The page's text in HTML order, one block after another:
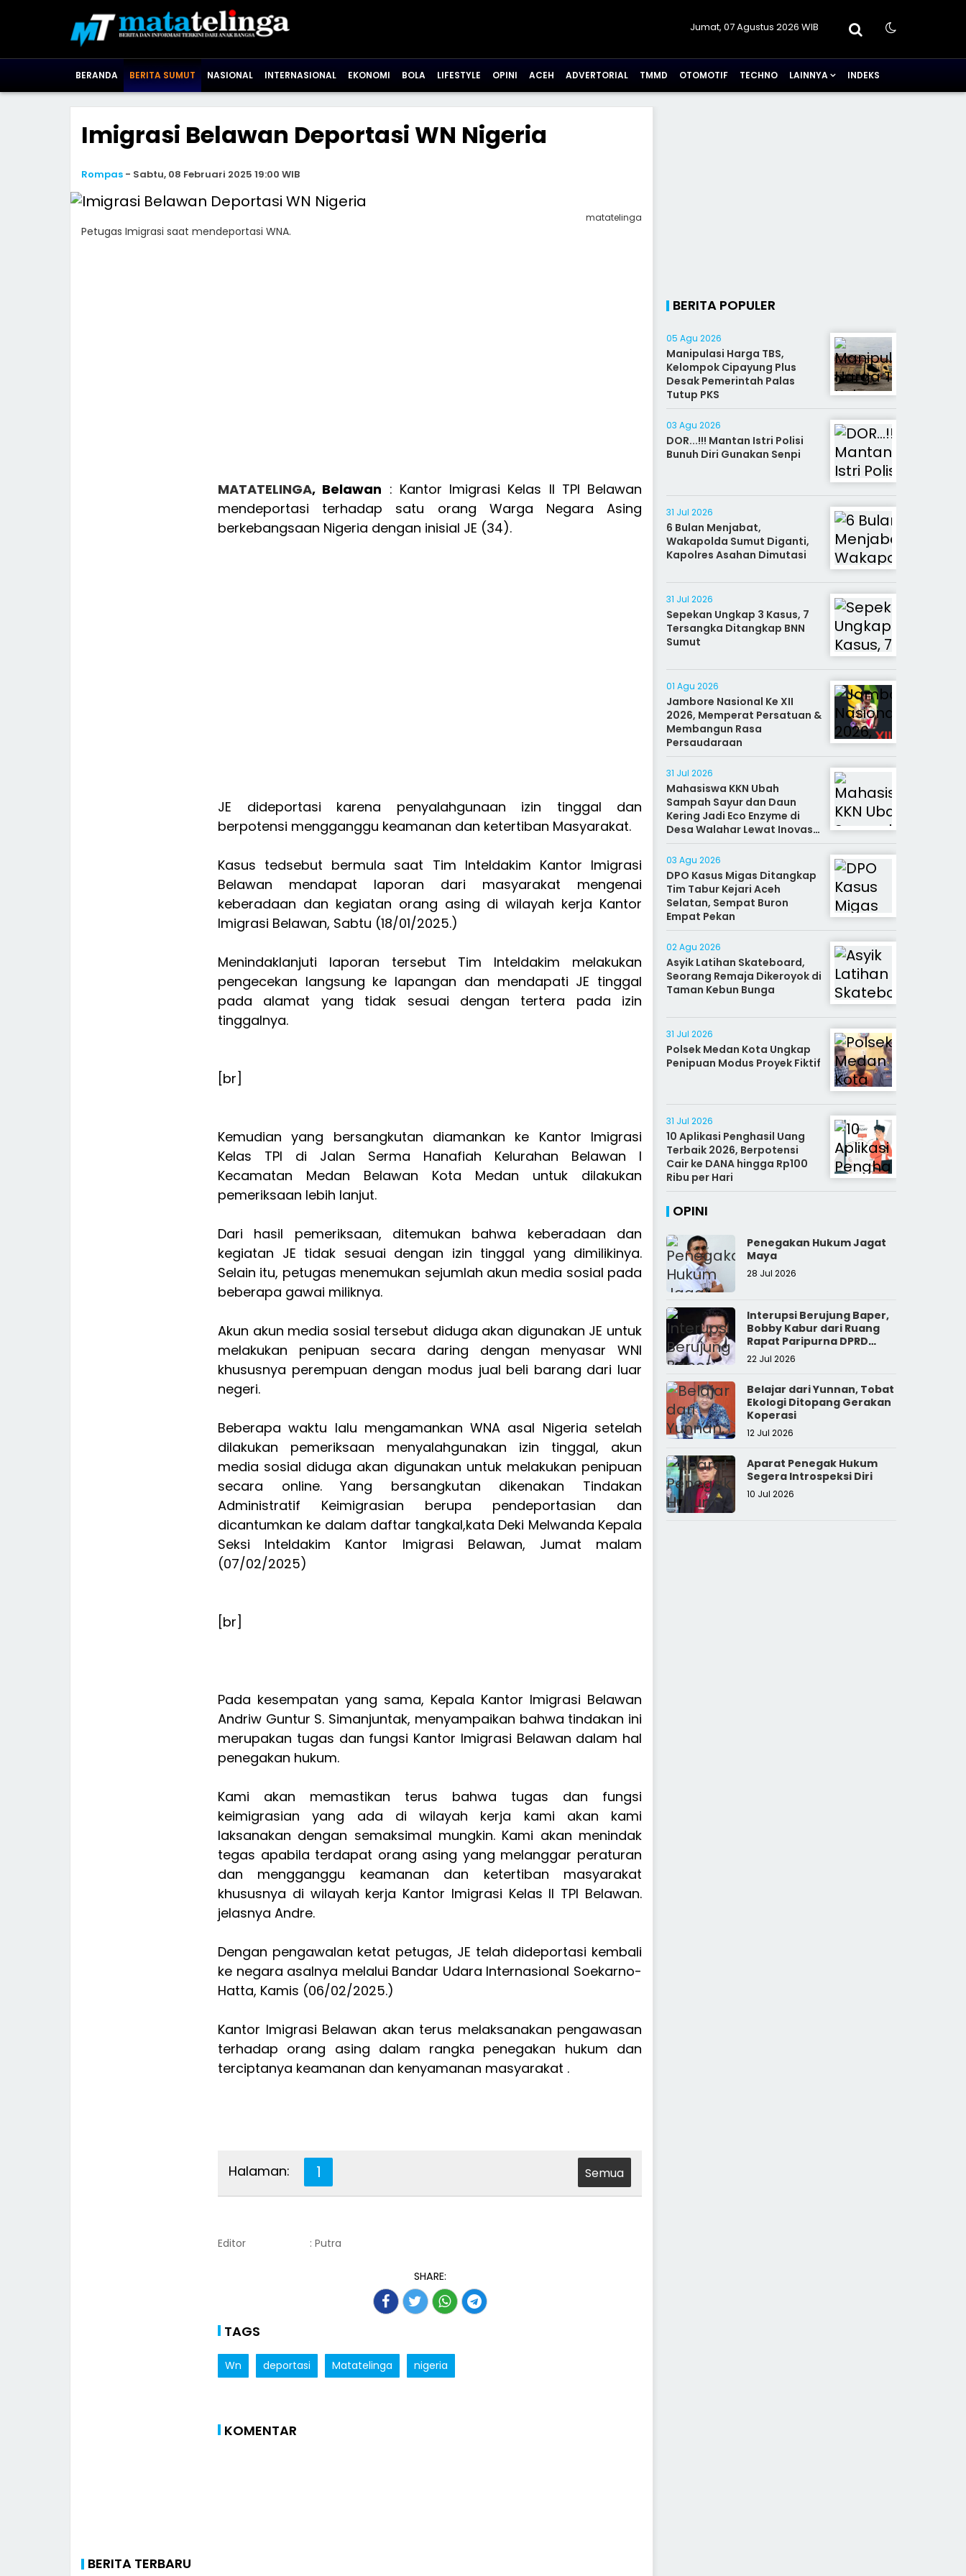
Jumat, 07 Agustus 2026 WIB
BERANDA BERITA SUMUT NASIONAL INTERNASIONAL EKONOMI BOLA LIFESTYLE OPINI ACEH ADVERTORIAL TMMD OTOMOTIF TECHNO LAINNYA INDEKS
Imigrasi Belawan Deportasi WN Nigeria
Rompas - Sabtu, 08 Februari 2025 19:00 WIB
matatelinga
Petugas Imigrasi saat mendeportasi WNA.
MATATELINGA, Belawan : Kantor Imigrasi Kelas II TPI Belawan
mendeportasi terhadap satu orang Warga Negara Asing
berkebangsaan Nigeria dengan inisial JE (34).
JE dideportasi karena penyalahgunaan izin tinggal dan
berpotensi mengganggu keamanan dan ketertiban Masyarakat.
Kasus tedsebut bermula saat Tim Inteldakim Kantor Imigrasi
Belawan mendapat laporan dari masyarakat mengenai
keberadaan dan kegiatan orang asing di wilayah kerja Kantor
Imigrasi Belawan, Sabtu (18/01/2025.)
Menindaklanjuti laporan tersebut Tim Inteldakim melakukan
pengecekan langsung ke lapangan dan mendapati JE tinggal
pada alamat yang tidak sesuai dengan tertera pada izin
tinggalnya.
[br]
Kemudian yang bersangkutan diamankan ke Kantor Imigrasi
Kelas TPI di Jalan Serma Hanafiah Kelurahan Belawan l
Kecamatan Medan Belawan Kota Medan untuk dilakukan
pemeriksaan lebih lanjut.
Dari hasil pemeriksaan, ditemukan bahwa keberadaan dan
kegiatan JE tidak sesuai dengan izin tinggal yang dimilikinya.
Selain itu, petugas menemukan sejumlah akun media sosial pada
beberapa gawai miliknya.
Akun akun media sosial tersebut diduga akan digunakan JE untuk
melakukan penipuan secara daring dengan menyasar WNI
khususnya perempuan dengan modus jual beli barang dari luar
negeri.
Beberapa waktu lalu mengamankan WNA asal Nigeria setelah
dilakukan pemeriksaan menyalahgunakan izin tinggal, akun
media sosial diduga akan digunakan untuk melakukan penipuan
secara online. Yang bersangkutan dikenakan Tindakan
Administratif Keimigrasian berupa pendeportasian dan
dicantumkan ke dalam daftar tangkal,kata Deki Melwanda Kepala
Seksi Inteldakim Kantor Imigrasi Belawan, Jumat malam
(07/02/2025)
[br]
Pada kesempatan yang sama, Kepala Kantor Imigrasi Belawan
Andriw Guntur S. Simanjuntak, menyampaikan bahwa tindakan ini
merupakan tugas dan fungsi Kantor Imigrasi Belawan dalam hal
penegakan hukum.
Kami akan memastikan terus bahwa tugas dan fungsi
keimigrasian yang ada di wilayah kerja kami akan kami
laksanakan dengan semaksimal mungkin. Kami akan menindak
tegas apabila terdapat orang asing yang melanggar peraturan
dan mengganggu keamanan dan ketertiban masyarakat
khususnya di wilayah kerja Kantor Imigrasi Kelas ll TPI Belawan.
jelasnya Andre.
Dengan pengawalan ketat petugas, JE telah dideportasi kembali
ke negara asalnya melalui Bandar Udara Internasional Soekarno-
Hatta, Kamis (06/02/2025.)
Kantor Imigrasi Belawan akan terus melaksanakan pengawasan
terhadap orang asing dalam rangka penegakan hukum dan
terciptanya keamanan dan kenyamanan masyarakat .
Halaman: 1 Semua
Editor : Putra
SHARE:
TAGS
Wn deportasi Matatelinga nigeria
KOMENTAR
BERITA TERBARU
BERITA POPULER
05 Agu 2026
Manipulasi Harga TBS,
Kelompok Cipayung Plus
Desak Pemerintah Palas
Tutup PKS
03 Agu 2026
DOR...!!! Mantan Istri Polisi
Bunuh Diri Gunakan Senpi
31 Jul 2026
6 Bulan Menjabat,
Wakapolda Sumut Diganti,
Kapolres Asahan Dimutasi
31 Jul 2026
Sepekan Ungkap 3 Kasus, 7
Tersangka Ditangkap BNN
Sumut
01 Agu 2026
Jambore Nasional Ke XII
2026, Memperat Persatuan &
Membangun Rasa
Persaudaraan
31 Jul 2026
Mahasiswa KKN Ubah
Sampah Sayur dan Daun
Kering Jadi Eco Enzyme di
Desa Walahar Lewat Inovasi
Alat Kreatif
03 Agu 2026
DPO Kasus Migas Ditangkap
Tim Tabur Kejari Aceh
Selatan, Sempat Buron
Empat Pekan
02 Agu 2026
Asyik Latihan Skateboard,
Seorang Remaja Dikeroyok di
Taman Kebun Bunga
31 Jul 2026
Polsek Medan Kota Ungkap
Penipuan Modus Proyek Fiktif
31 Jul 2026
10 Aplikasi Penghasil Uang
Terbaik 2026, Berpotensi
Cair ke DANA hingga Rp100
Ribu per Hari
OPINI
Penegakan Hukum Jagat
Maya
28 Jul 2026
Interupsi Berujung Baper,
Bobby Kabur dari Ruang
Rapat Paripurna DPRD
Sumut
22 Jul 2026
Belajar dari Yunnan, Tobat
Ekologi Ditopang Gerakan
Koperasi
12 Jul 2026
Aparat Penegak Hukum
Segera Introspeksi Diri
10 Jul 2026